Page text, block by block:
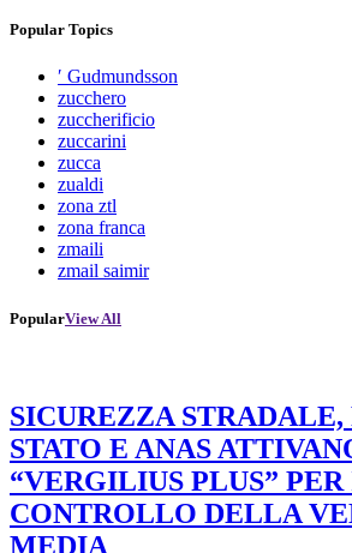
Popular Topics
′ Gudmundsson
zucchero
zuccherificio
zuccarini
zucca
zualdi
zona ztl
zona franca
zmaili
zmail saimir
PopularView All
SICUREZZA
STATO E ANAS
“VERGILIUS PLUS”
CONTROLLO DELLA
MEDIA